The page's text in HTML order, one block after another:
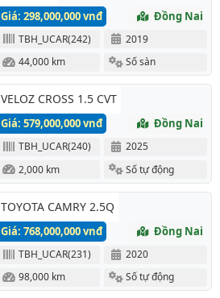
Giá: 298,000,000 vnđ Đồng Nai
TBH_UCAR(242)
2019
44,000 km
Số sàn
VELOZ CROSS 1.5 CVT
Giá: 579,000,000 vnđ Đồng Nai
TBH_UCAR(240)
2025
2,000 km
Số tự động
TOYOTA CAMRY 2.5Q
Giá: 768,000,000 vnđ Đồng Nai
TBH_UCAR(231)
2020
98,000 km
Số tự động